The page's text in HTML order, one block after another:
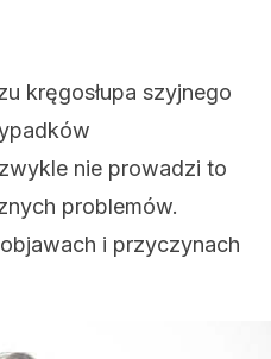
kręgosłupa szyjnego
nie prowadzi to
problemów.
i przyczynach